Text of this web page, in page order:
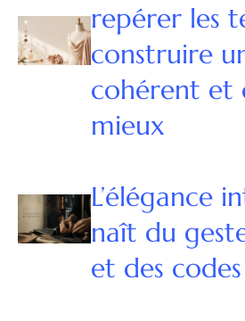
repérer les
construire
cohérent et
mieux
L’élégance
naît du
et des